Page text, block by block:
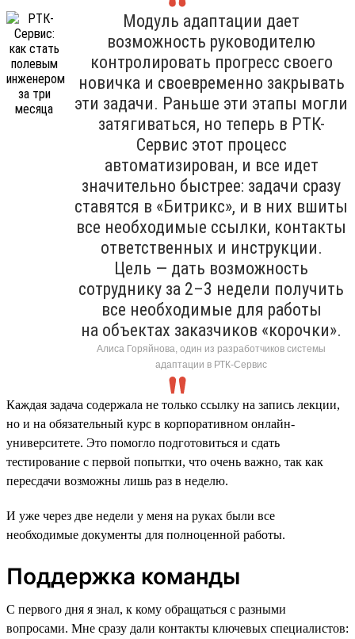
Модуль адаптации дает
возможность руководителю
контролировать прогресс своего
новичка и своевременно закрывать
эти задачи. Раньше эти этапы могли
затягиваться, но теперь в РТК-
Сервис этот процесс
автоматизирован, и все идет
значительно быстрее: задачи сразу
ставятся в «Битрикс», и в них вшиты
все необходимые ссылки, контакты
ответственных и инструкции.
Цель — дать возможность
сотруднику за 2–3 недели получить
все необходимые для работы
на объектах заказчиков «корочки».
Алиса Горяйнова, один из разработчиков системы
адаптации в РТК-Сервис
Каждая задача содержала не только ссылку на запись лекции,
но и на обязательный курс в корпоративном онлайн-
университете. Это помогло подготовиться и сдать
тестирование с первой попытки, что очень важно, так как
пересдачи возможны лишь раз в неделю.
И уже через две недели у меня на руках были все
необходимые документы для полноценной работы.
Поддержка команды
С первого дня я знал, к кому обращаться с разными
вопросами. Мне сразу дали контакты ключевых специалистов: